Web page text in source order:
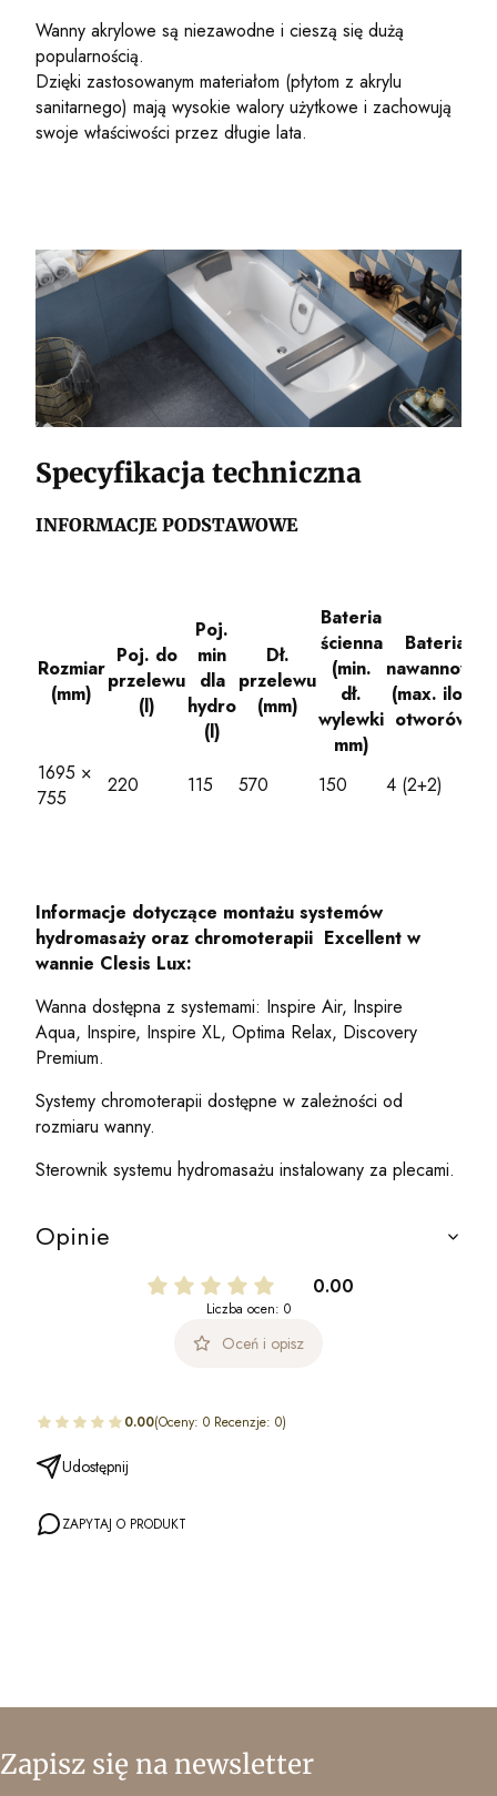
Wanny akrylowe są niezawodne i cieszą się dużą
popularnością.
Dzięki zastosowanym materiałom (płytom z akrylu
sanitarnego) mają wysokie walory użytkowe i zachowują
swoje właściwości przez długie lata.
Specyfikacja techniczna
INFORMACJE PODSTAWOWE
Rozmiar
(mm)
Poj. do
przelewu
(l)
Poj.
min
dla
hydro
(l)
Dł.
przelewu
(mm)
Bateria
ścienna
(min.
dł.
wylewki
mm)
Bateria
nawannowa
(max. ilość
otworów)
1695 ×
755
220 115 570 150 4 (2+2)
Informacje dotyczące montażu systemów
hydromasaży oraz chromoterapii Excellent w
wannie Clesis Lux:
Wanna dostępna z systemami: Inspire Air, Inspire
Aqua, Inspire, Inspire XL, Optima Relax, Discovery
Premium.
Systemy chromoterapii dostępne w zależności od
rozmiaru wanny.
Sterownik systemu hydromasażu instalowany za plecami.
Opinie
0.00
Liczba ocen: 0
Oceń i opisz
0.00(Oceny: 0 Recenzje: 0)
Udostępnij
ZAPYTAJ O PRODUKT
Zapisz się na newsletter